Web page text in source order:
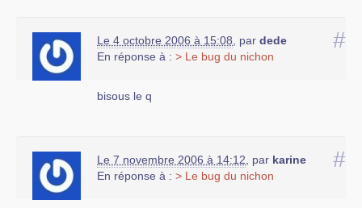
windaube. Ensuite vous disposez vos
informaticiens devant un pc chacun avec une wc
L’informaticien windows va telcharger le logiciel
dire :"Je ne peux pas l’installer car le driver
depend la librairie machin qui est trop vielle ou
absente...". Et ce message se repetera jusqu’a
#
Le 4 octobre 2006 à 15:08 par dede
En réponse à : > Le bug du nichon
bisous le q
#
Le 7 novembre 2006 à 14:12 par karine
En réponse à : > Le bug du nichon